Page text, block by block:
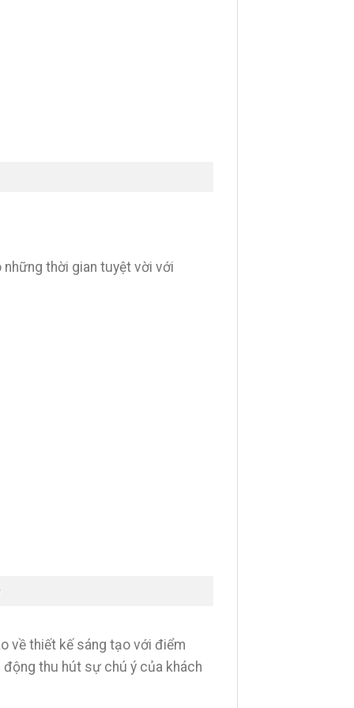
những thời gian tuyệt vời với
về thiết kế sáng tạo với điểm
thu hút sự chú ý của khách